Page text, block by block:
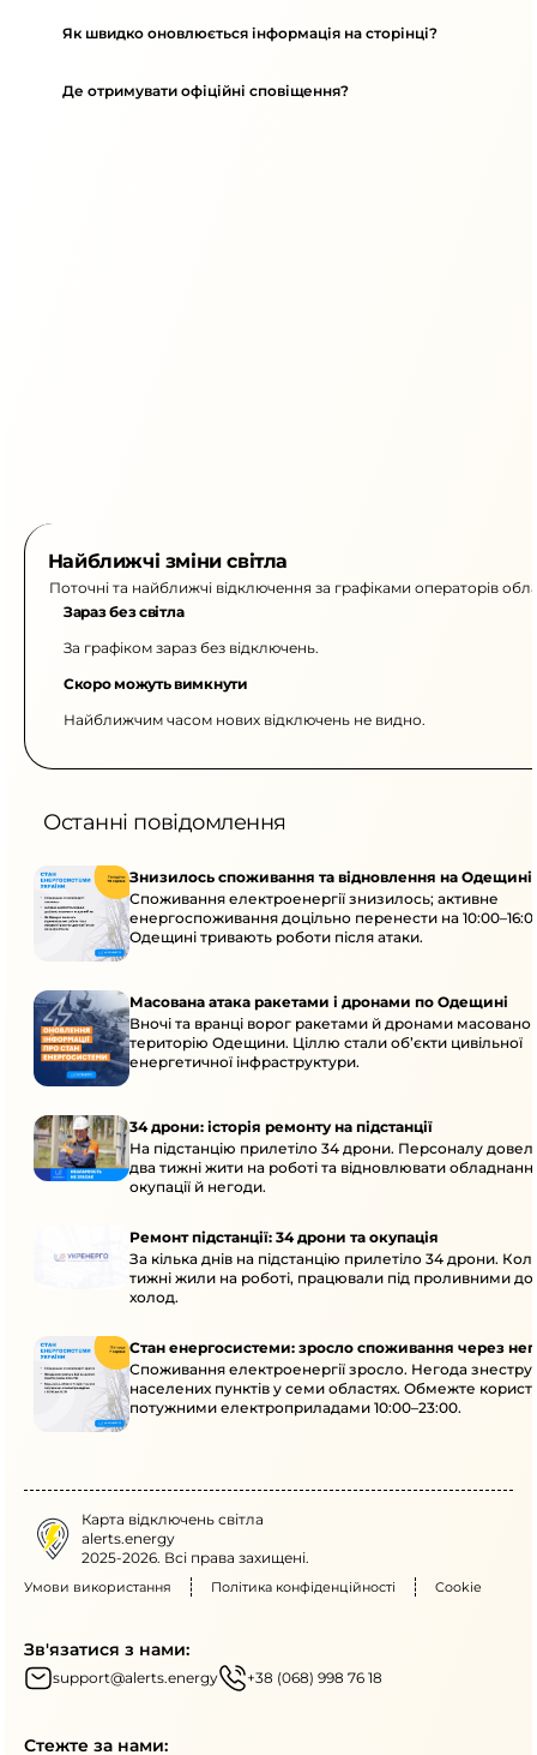
Як швидко оновлюється інформація на сторінці?
Де отримувати офіційні сповіщення?
Найближчі зміни світла
Поточні та найближчі відключення за графіками операторів
Зараз без світла
За графіком зараз без відключень.
Скоро можуть вимкнути
Найближчим часом нових відключень не видно.
Останні повідомлення
Знизилось споживання та відновлення на Одещині
Споживання електроенергії знизилось; активне
енергоспоживання доцільно перенести на
Одещині тривають роботи після атаки.
Масована атака ракетами і дронами по Одещині
Вночі та вранці ворог ракетами й дронами масовано
територію Одещини. Ціллю стали об’єкти цивільної
енергетичної інфраструктури.
34 дрони: історія ремонту на підстанції
На підстанцію прилетіло 34 дрони. Персоналу
два тижні жити на роботі та відновлювати
окупації й негоди.
Ремонт підстанції: 34 дрони та окупація
За кілька днів на підстанцію прилетіло 34 дрони.
тижні жили на роботі, працювали під проливними
холод.
Стан енергосистеми: зросло споживання через
Споживання електроенергії зросло. Негода
населених пунктів у семи областях. Обмежте
потужними електроприладами 10:00–23:00.
Карта відключень світла
alerts.energy
2025-2026. Всі права захищені.
Умови використання Політика конфіденційності Cookie
Зв'язатися з нами:
support@alerts.energy +38 (068) 998 76 18
Стежте за нами: